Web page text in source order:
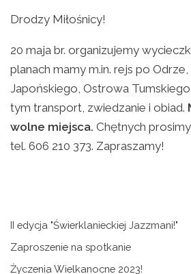
Drodzy Miłośnicy!
20 maja br. organizujemy
planach mamy m.in. rejs po
Japońskiego, Ostrowa
tym transport, zwiedzanie i obiad.
wolne miejsca. Chętnych
tel. 606 210 373. Zapraszamy!
II edycja "Świerklanieckiej Jazzmani!"
Zaproszenie na spotkanie
Życzenia Wielkanocne 2023!